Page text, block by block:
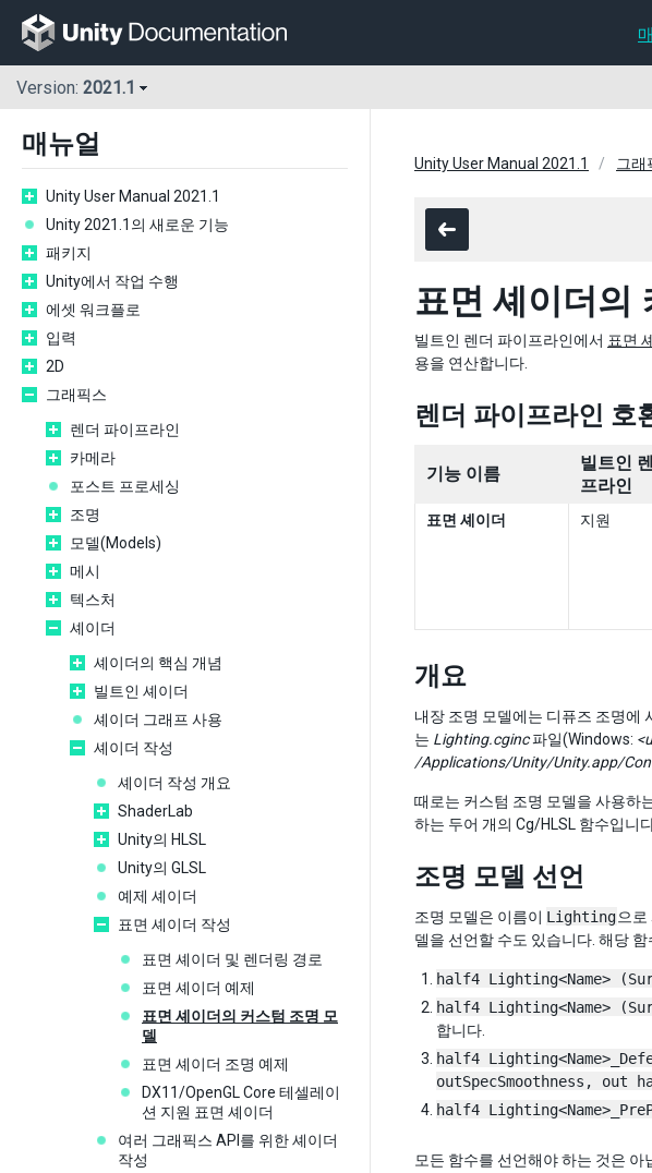
Version: 2021.1
매뉴얼
Unity User Manual 2021.1
Unity 2021.1의 새로운 기능
패키지
Unity에서 작업 수행
에셋 워크플로
입력
2D
그래픽스
렌더 파이프라인
카메라
포스트 프로세싱
조명
모델(Models)
메시
텍스처
셰이더
셰이더의 핵심 개념
빌트인 셰이더
셰이더 그래프 사용
셰이더 작성
셰이더 작성 개요
ShaderLab
Unity의 HLSL
Unity의 GLSL
예제 셰이더
표면 셰이더 작성
표면 셰이더 및 렌더링 경로
표면 셰이더 예제
표면 셰이더의 커스텀 조명 모
델
표면 셰이더 조명 예제
DX11/OpenGL Core 테셀레이
션 지원 표면 셰이더
여러 그래픽스 API를 위한 셰이더
작성
Unity User Manual 2021.1 그래
표면 셰이더의
빌트인 렌더 파이프라인에서 표면
용을 연산합니다.
렌더 파이프라인 호
기능 이름
빌트인
프라인
표면 셰이더 지원
개요
내장 조명 모델에는 디퓨즈 조명에
는 Lighting.cginc파일(Windows:
/Applications/Unity/Unity.app/
때로는 커스텀 조명 모델을 사용하
하는 두어 개의 Cg/HLSL 함수입니
조명 모델 선언
조명 모델은 이름이 Lighting으
델을 선언할 수도 있습니다. 해당
half4 Lighting<Name>
half4 Lighting<Name>
합니다.
half4
outSpecSmoothness, out
half4
모든 함수를 선언해야 하는 것은